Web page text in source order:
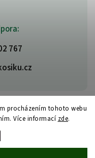
procházením tohoto webu
Více informací zde.
767
cookies